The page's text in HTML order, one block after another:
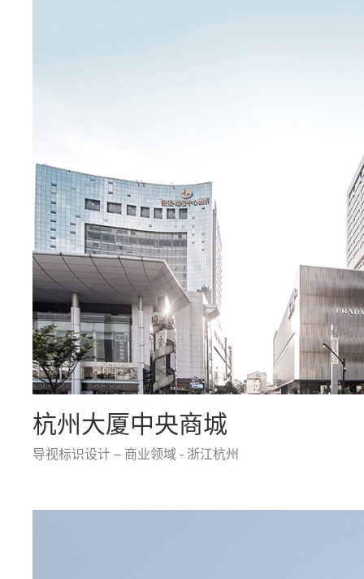
杭州大厦中央商城
导视标识设计 – 商业领域 - 浙江杭州